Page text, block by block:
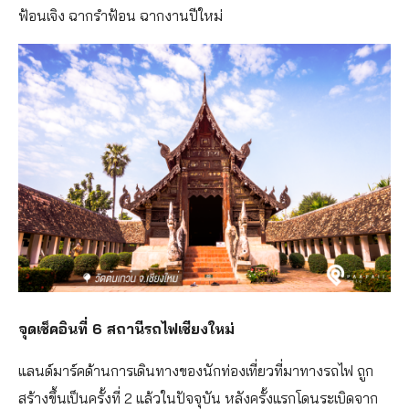
ฟ้อนเจิง ฉากรำฟ้อน ฉากงานปีใหม่
จุดเช็คอินที่ 6 สถานีรถไฟเชียงใหม่
แลนด์มาร์คด้านการเดินทางของนักท่องเที่ยวที่มาทางรถไฟ ถูก
สร้างขึ้นเป็นครั้งที่ 2 แล้วในปัจจุบัน หลังครั้งแรกโดนระเบิดจาก